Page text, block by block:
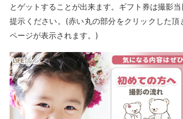
とゲットすることが出来ます。ギフト券は撮影
提示ください。(赤い丸の部分をクリックした頂
ページが表示されます。)